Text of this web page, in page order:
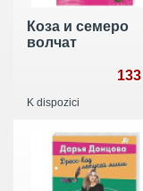
Коза и семеро
волчат
K dispozici